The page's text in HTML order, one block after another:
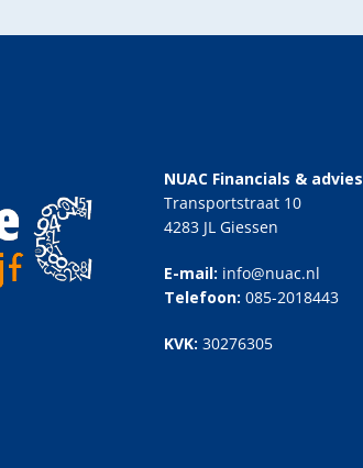
NUAC Financials & advies
Transportstraat 10
4283 JL Giessen
E-mail: info@nuac.nl
Telefoon: 085-2018443
KVK: 30276305